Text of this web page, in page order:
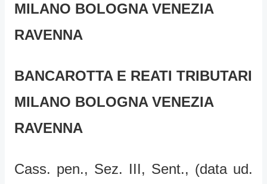
MILANO BOLOGNA VENEZIA
RAVENNA
BANCAROTTA E REATI TRIBUTARI
MILANO BOLOGNA VENEZIA
RAVENNA
Cass. pen., Sez. III, Sent., (data ud.